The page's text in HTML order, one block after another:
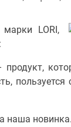
LORI,